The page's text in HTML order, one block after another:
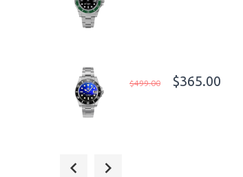
$499.00 $365.00